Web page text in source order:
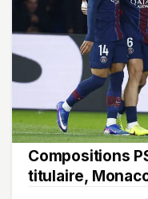
Compositions
titulaire,